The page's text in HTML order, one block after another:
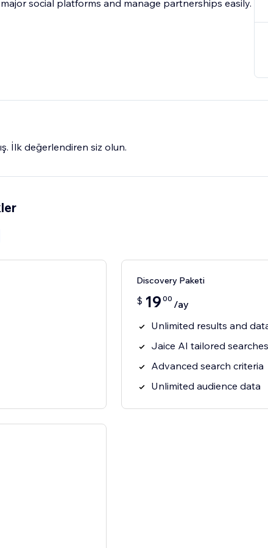
social platforms and manage partnerships easily.
İlk değerlendiren siz olun.
Discovery Paketi
$ 19 00 /ay
Unlimited results and
Jaice AI tailored searches
Advanced search criteria
Unlimited audience data